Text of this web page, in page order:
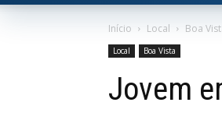
Início Local Boa
Local Boa Vista
Jovem